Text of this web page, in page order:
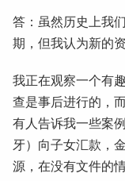
答：虽然历史上我
期，但我认为新的
我正在观察一个有
查是事后进行的，
有人告诉我一些案
牙）向子女汇款，
源，在没有文件的